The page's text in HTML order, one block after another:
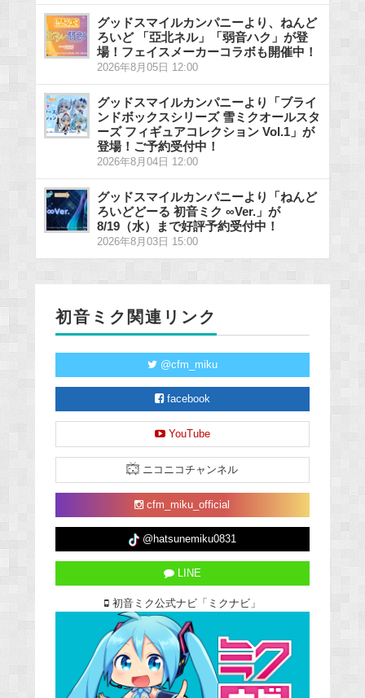
グッドスマイルカンパニーより、ねんど
ろいど 「亞北ネル」「弱音ハク」が登
場！フェイスメーカーコラボも開催中！
2026年8月05日 12:00
グッドスマイルカンパニーより「ブライ
ンドボックスシリーズ 雪ミクオールスタ
ーズ フィギュアコレクション Vol.1」が
登場！ご予約受付中！
2026年8月04日 12:00
グッドスマイルカンパニーより「ねんど
ろいどどーる 初音ミク ∞Ver.」が
8/19（水）まで好評予約受付中！
2026年8月03日 15:00
初音ミク関連リンク
@cfm_miku
facebook
YouTube
ニコニコチャンネル
cfm_miku_official
@hatsunemiku0831
LINE
初音ミク公式ナビ「ミクナビ」